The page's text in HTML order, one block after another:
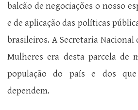
balcão de negociações o nosso
e de aplicação das políticas
brasileiros. A Secretaria Nacional
Mulheres era desta parcela de
população do país e dos que
dependem.